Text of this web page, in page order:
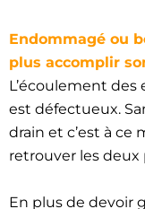
Endommagé ou
plus accomplir
L’écoulement des
est défectueux.
drain et c’est à ce
retrouver les deux
En plus de devoir